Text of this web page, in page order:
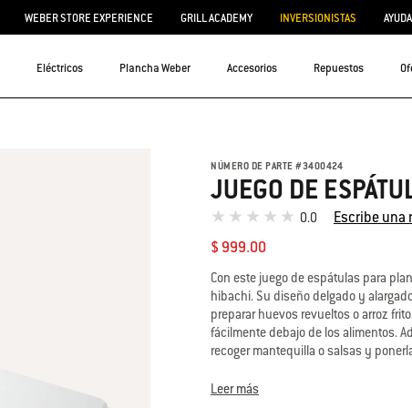
WEBER STORE EXPERIENCE GRILL ACADEMY INVERSIONISTAS AYUDA
Eléctricos Plancha Weber Accesorios Repuestos
NÚMERO DE PARTE #3400424
JUEGO DE
0.0
Escribe una
$ 999.00
Con este juego de espátulas para
hibachi. Su diseño delgado y
preparar huevos revueltos o arroz
fácilmente debajo de los alimentos.
recoger mantequilla o salsas y
Leer más